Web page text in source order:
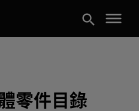
search menu
零件目錄